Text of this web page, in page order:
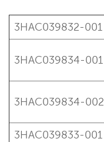
3HAC039832-001
3HAC039834-001
3HAC039834-002
3HAC039833-001